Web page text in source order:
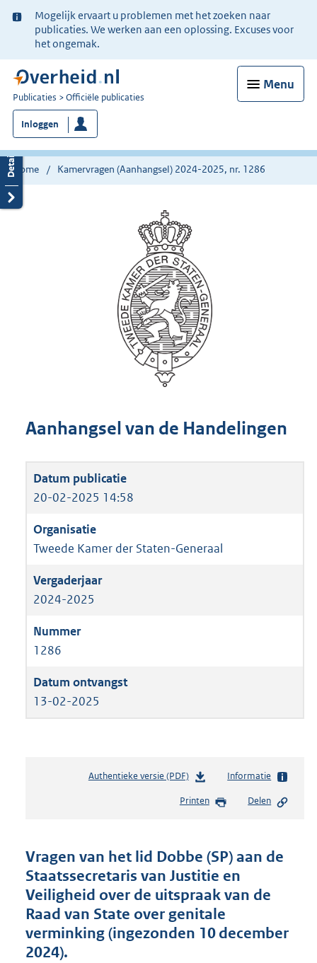
Ter
informatie:
Mogelijk ervaart u problemen met het zoeken naar
publicaties. We werken aan een oplossing. Excuses voor
het ongemak.
Menu
U
bent
nu
hier:
Publicaties Officiële publicaties
Inloggen
Home Kamervragen (Aanhangsel) 2024-2025, nr. 1286
Aanhangsel van de Handelingen
20-02-2025 14:58
Tweede Kamer der Staten-Generaal
2024-2025
1286
13-02-2025
Authentieke versie (PDF)b
s
n
d
s
g
r
o
Informatie
Printen Delen
Vragen van het lid Dobbe (SP) aan de
Staatssecretaris van Justitie en
Veiligheid over de uitspraak van de
Raad van State over genitale
verminking (ingezonden 10 december
2024).